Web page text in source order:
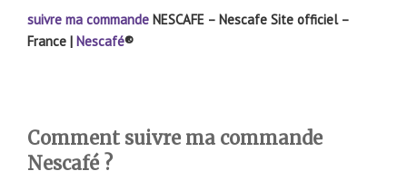
suivre ma commande NESCAFE – Nescafe Site officiel –
France | Nescafé®
Comment suivre ma commande
Nescafé ?